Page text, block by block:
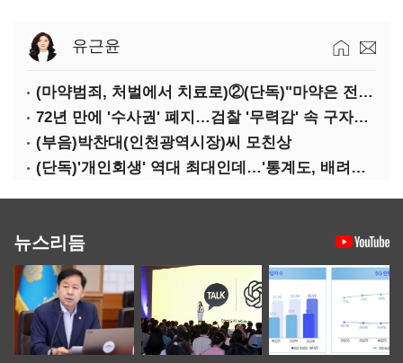
유근윤
(마약범죄, 처벌에서 치료로)②(단독)"마약은 전염병…여성 맞춤형 재활과정 개발 중"
72년 만에 '수사권' 폐지…검찰 '무력감' 속 구자현 사의
(부음)박찬대(인천광역시장)씨 모친상
(단독)'개인회생' 역대 최대인데…'통계도, 배려도' 없는 사법부
뉴스리듬